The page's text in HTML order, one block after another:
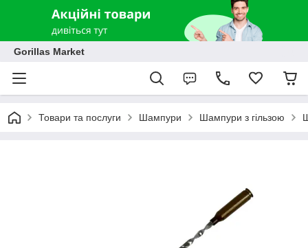
Gorillas Market
Товари та послуги Шампури Шампури з гільзою